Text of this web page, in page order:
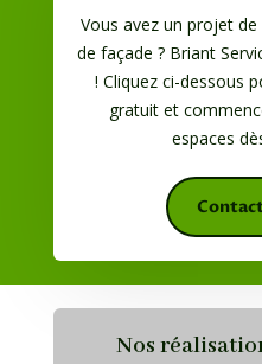
Vous avez un projet
de façade ? Briant
! Cliquez ci-dessous
gratuit et
espaces
Nos